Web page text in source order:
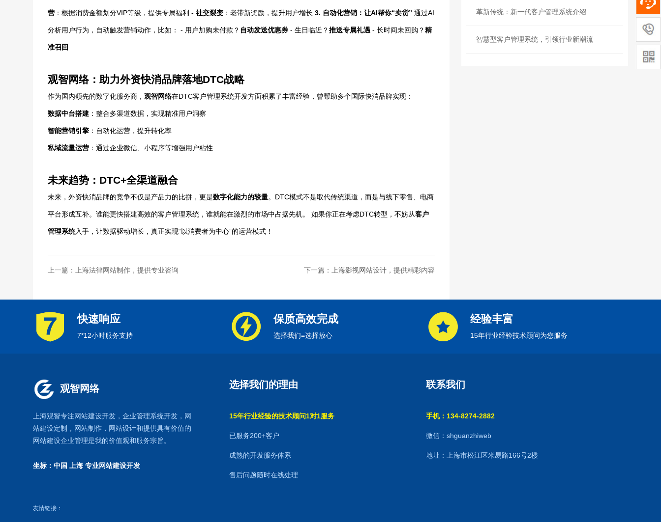
营 ：根据消费金额划分VIP等级，提供专属福利 -社交裂变 ：老带新奖励，提升用户增长3. 自动化营销：让AI帮你“卖货” 通过AI
分析用户行为，自动触发营销动作，比如： - 用户加购未付款？ 自动发送优惠券 - 生日临近？推送专属礼遇 - 长时间未回购？精
准召回
观智网络：助力外资快消品牌落地DTC战略
作为国内领先的数字化服务商，观智网络在DTC客户管理系统开发方面积累了丰富经验，曾帮助多个国际快消品牌实现：
数据中台搭建 ：整合多渠道数据，实现精准用户洞察
智能营销引擎 ：自动化运营，提升转化率
私域流量运营 ：通过企业微信、小程序等增强用户粘性
未来趋势：DTC+全渠道融合
未来，外资快消品牌的竞争不仅是产品力的比拼，更是数字化能力的较量。DTC模式不是取代传统渠道，而是与线下零售、电商
平台形成互补。谁能更快搭建高效的客户管理系统，谁就能在激烈的市场中占据先机。 如果你正在考虑DTC转型，不妨从客户
管理系统入手，让数据驱动增长，真正实现“以消费者为中心”的运营模式！
上一篇：上海法律网站制作，提供专业咨询 下一篇：上海影视网站设计，提供精彩内容
革新传统：新一代客户管理系统介绍
智慧型客户管理系统，引领行业新潮流
快速响应
7*12小时服务支持
保质高效完成
选择我们=选择放心
经验丰富
15年行业经验技术顾问为您服务
观智网络
上海观智专注网站建设开发 ，企业管理系统开发， 网
站建设定制 ， 网站制作 ， 网站设计和提供具有价值的
网站建设企业管理是我的价值观和服务宗旨。
坐标：中国 上海专业网站建设开发
选择我们的理由
15年行业经验的技术顾问1对1服务
已服务200+客户
成熟的开发服务体系
售后问题随时在线处理
联系我们
手机：134-8274-2882
微信：shguanzhiweb
地址：上海市松江区米易路166号2楼
友情链接：